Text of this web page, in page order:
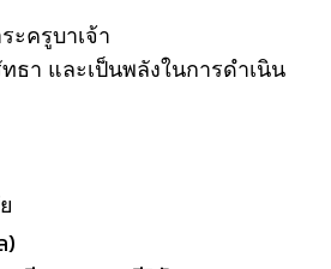
ะครูบาเจ้า
ธา และเป็นพลังในการดำเนิน
)